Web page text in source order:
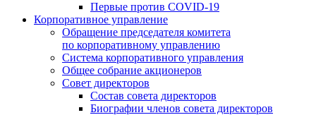
Первые против COVID‑19
Корпоративное управление
Обращение председателя комитета
по корпоративному управлению
Система корпоративного управления
Общее собрание акционеров
Совет директоров
Состав совета директоров
Биографии членов совета директоров